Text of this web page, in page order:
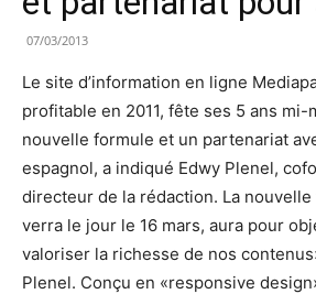
07/03/2013
Le site d’information en ligne
profitable en 2011, fête ses 5 ans mi-
nouvelle formule et un partenariat
espagnol, a indiqué Edwy Plenel,
directeur de la rédaction. La
verra le jour le 16 mars, aura pour
valoriser la richesse de nos
Plenel. Conçu en «responsive